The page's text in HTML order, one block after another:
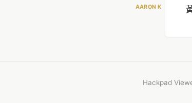
AARON K
Hackpad